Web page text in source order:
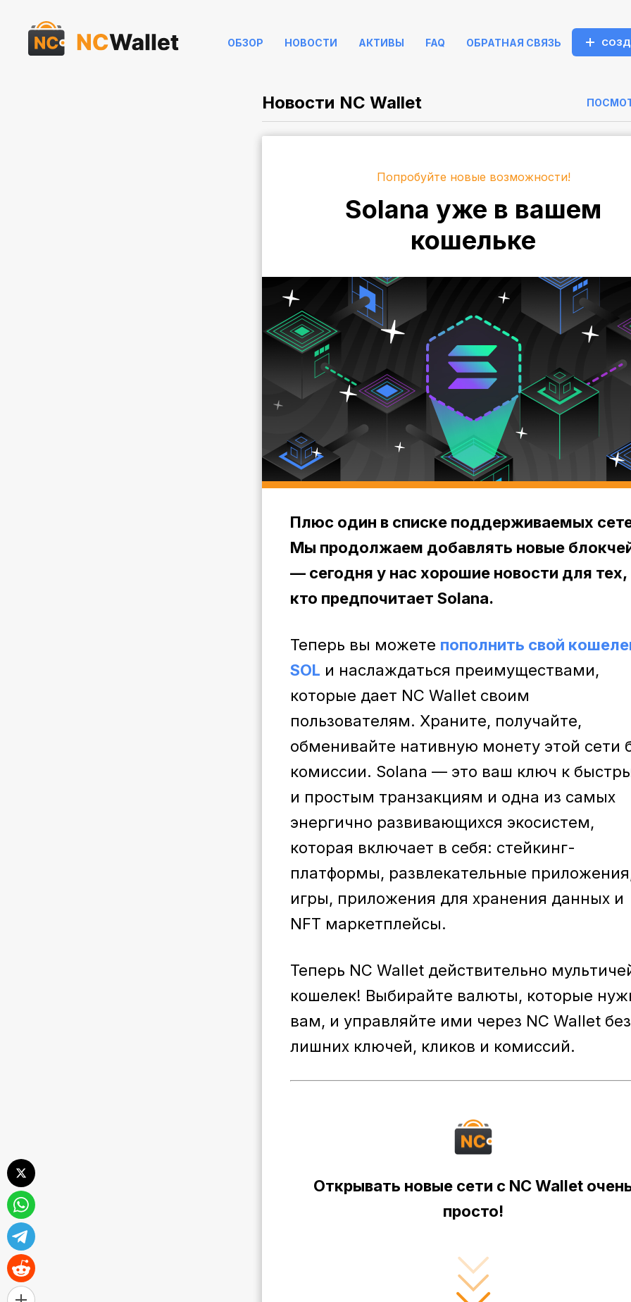
ОБЗОР НОВОСТИ АКТИВЫ FAQ ОБРАТНАЯ СВЯЗЬ
Новости NC Wallet
Попробуйте новые возможности!
Solana уже в вашем
кошельке
Плюс один в списке поддерживаемых
Мы продолжаем добавлять новые
— сегодня у нас хорошие новости для тех,
кто предпочитает Solana.
Теперь вы можете пополнить свой
SOL и наслаждаться преимуществами,
которые дает NC Wallet своим
пользователям. Храните, получайте,
обменивайте нативную монету этой сети
комиссии. Solana — это ваш ключ к
и простым транзакциям и одна из самых
энергично развивающихся экосистем,
которая включает в себя: стейкинг-
платформы, развлекательные
игры, приложения для хранения данных и
NFT маркетплейсы.
Теперь NC Wallet действительно
кошелек! Выбирайте валюты, которые
вам, и управляйте ими через NC Wallet без
лишних ключей, кликов и комиссий.
Открывать новые сети с NC Wallet
просто!